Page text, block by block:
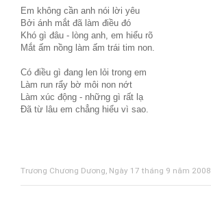
Em không cần anh nói lời yêu
Bởi ánh mắt đã làm điều đó
Khó gì đâu - lòng anh, em hiểu rõ
Mắt ấm nồng làm ấm trái tim non.
Có điều gì đang len lỏi trong em
Làm run rẩy bờ môi non nớt
Làm xúc động - những gì rất lạ
Đã từ lâu em chẳng hiểu vì sao.
Trương Chương Dương, Ngày 17 tháng 9 năm 2008